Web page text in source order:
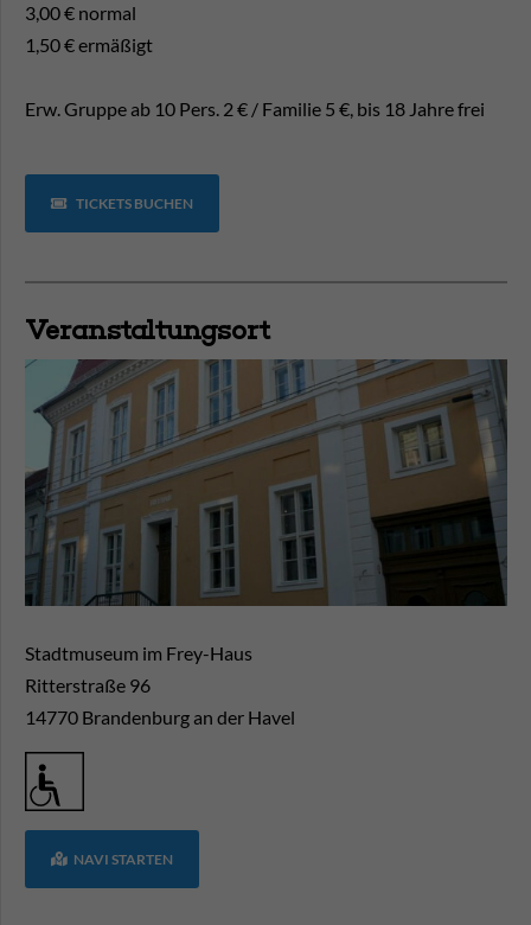
3,00 € normal
1,50 € ermäßigt
Erw. Gruppe ab 10 Pers. 2 € / Familie 5 €, bis 18 Jahre frei
TICKETS BUCHEN
Veranstaltungsort
Stadtmuseum im Frey-Haus
Ritterstraße 96
14770 Brandenburg an der Havel
NAVI STARTEN